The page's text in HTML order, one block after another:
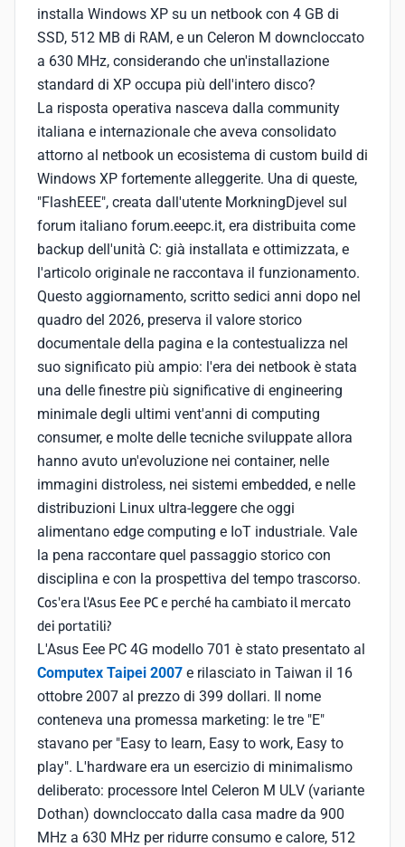
installa Windows XP su un netbook con 4 GB di
SSD, 512 MB di RAM, e un Celeron M downcloccato
a 630 MHz, considerando che un'installazione
standard di XP occupa più dell'intero disco?
La risposta operativa nasceva dalla community
italiana e internazionale che aveva consolidato
attorno al netbook un ecosistema di custom build di
Windows XP fortemente alleggerite. Una di queste,
"FlashEEE", creata dall'utente MorkningDjevel sul
forum italiano forum.eeepc.it, era distribuita come
backup dell'unità C: già installata e ottimizzata, e
l'articolo originale ne raccontava il funzionamento.
Questo aggiornamento, scritto sedici anni dopo nel
quadro del 2026, preserva il valore storico
documentale della pagina e la contestualizza nel
suo significato più ampio: l'era dei netbook è stata
una delle finestre più significative di engineering
minimale degli ultimi vent'anni di computing
consumer, e molte delle tecniche sviluppate allora
hanno avuto un'evoluzione nei container, nelle
immagini distroless, nei sistemi embedded, e nelle
distribuzioni Linux ultra-leggere che oggi
alimentano edge computing e IoT industriale. Vale
la pena raccontare quel passaggio storico con
disciplina e con la prospettiva del tempo trascorso.
Cos'era l'Asus Eee PC e perché ha cambiato il mercato
dei portatili?
L'Asus Eee PC 4G modello 701 è stato presentato al
Computex Taipei 2007 e rilasciato in Taiwan il 16
ottobre 2007 al prezzo di 399 dollari. Il nome
conteneva una promessa marketing: le tre "E"
stavano per "Easy to learn, Easy to work, Easy to
play". L'hardware era un esercizio di minimalismo
deliberato: processore Intel Celeron M ULV (variante
Dothan) downcloccato dalla casa madre da 900
MHz a 630 MHz per ridurre consumo e calore, 512